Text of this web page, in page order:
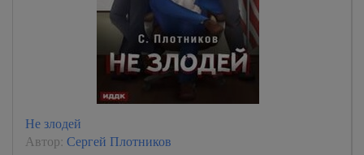
Не злодей
Автор: Сергей Плотников